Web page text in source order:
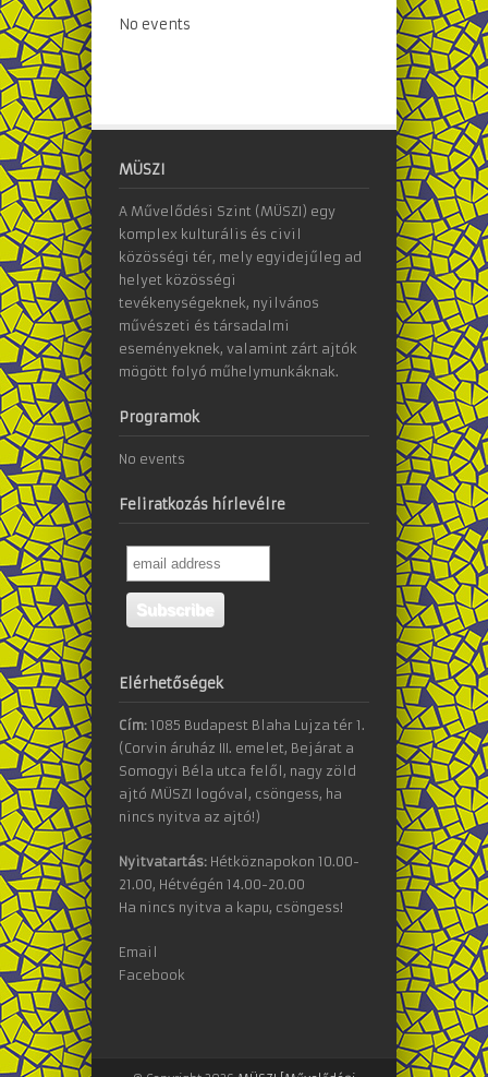
No events
MÜSZI
A Művelődési Szint (MÜSZI) egy
komplex kulturális és civil
közösségi tér, mely egyidejűleg ad
helyet közösségi
tevékenységeknek, nyilvános
művészeti és társadalmi
eseményeknek, valamint zárt ajtók
mögött folyó műhelymunkáknak.
Programok
No events
Feliratkozás hírlevélre
Elérhetőségek
Cím: 1085 Budapest Blaha Lujza tér 1.
(Corvin áruház III. emelet, Bejárat a
Somogyi Béla utca felől, nagy zöld
ajtó MÜSZI logóval, csöngess, ha
nincs nyitva az ajtó!)
Nyitvatartás: Hétköznapokon 10.00-
21.00, Hétvégén 14.00-20.00
Ha nincs nyitva a kapu, csöngess!
Email
Facebook